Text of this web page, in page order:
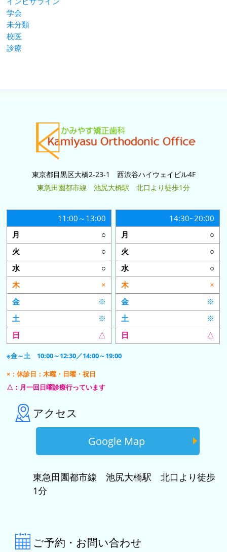
学会
未分類
校医
診療
東京都目黒区大橋2-23-1 西渋谷ハイウェイビル4F
東急田園都市線 池尻大橋駅 北口より徒歩1分
11:00～13:00
○
○
○
×
※
※
△
14:30~20:00
○
○
○
×
※
※
△
※金～土 10:00～12:30／14:00～19:00
×：休診日：木曜・日曜・祝日
△：月一回日曜診療行っています
アクセス
Google Map
東急田園都市線 池尻大橋駅 北口より徒歩
1分
ご予約・お問い合わせ